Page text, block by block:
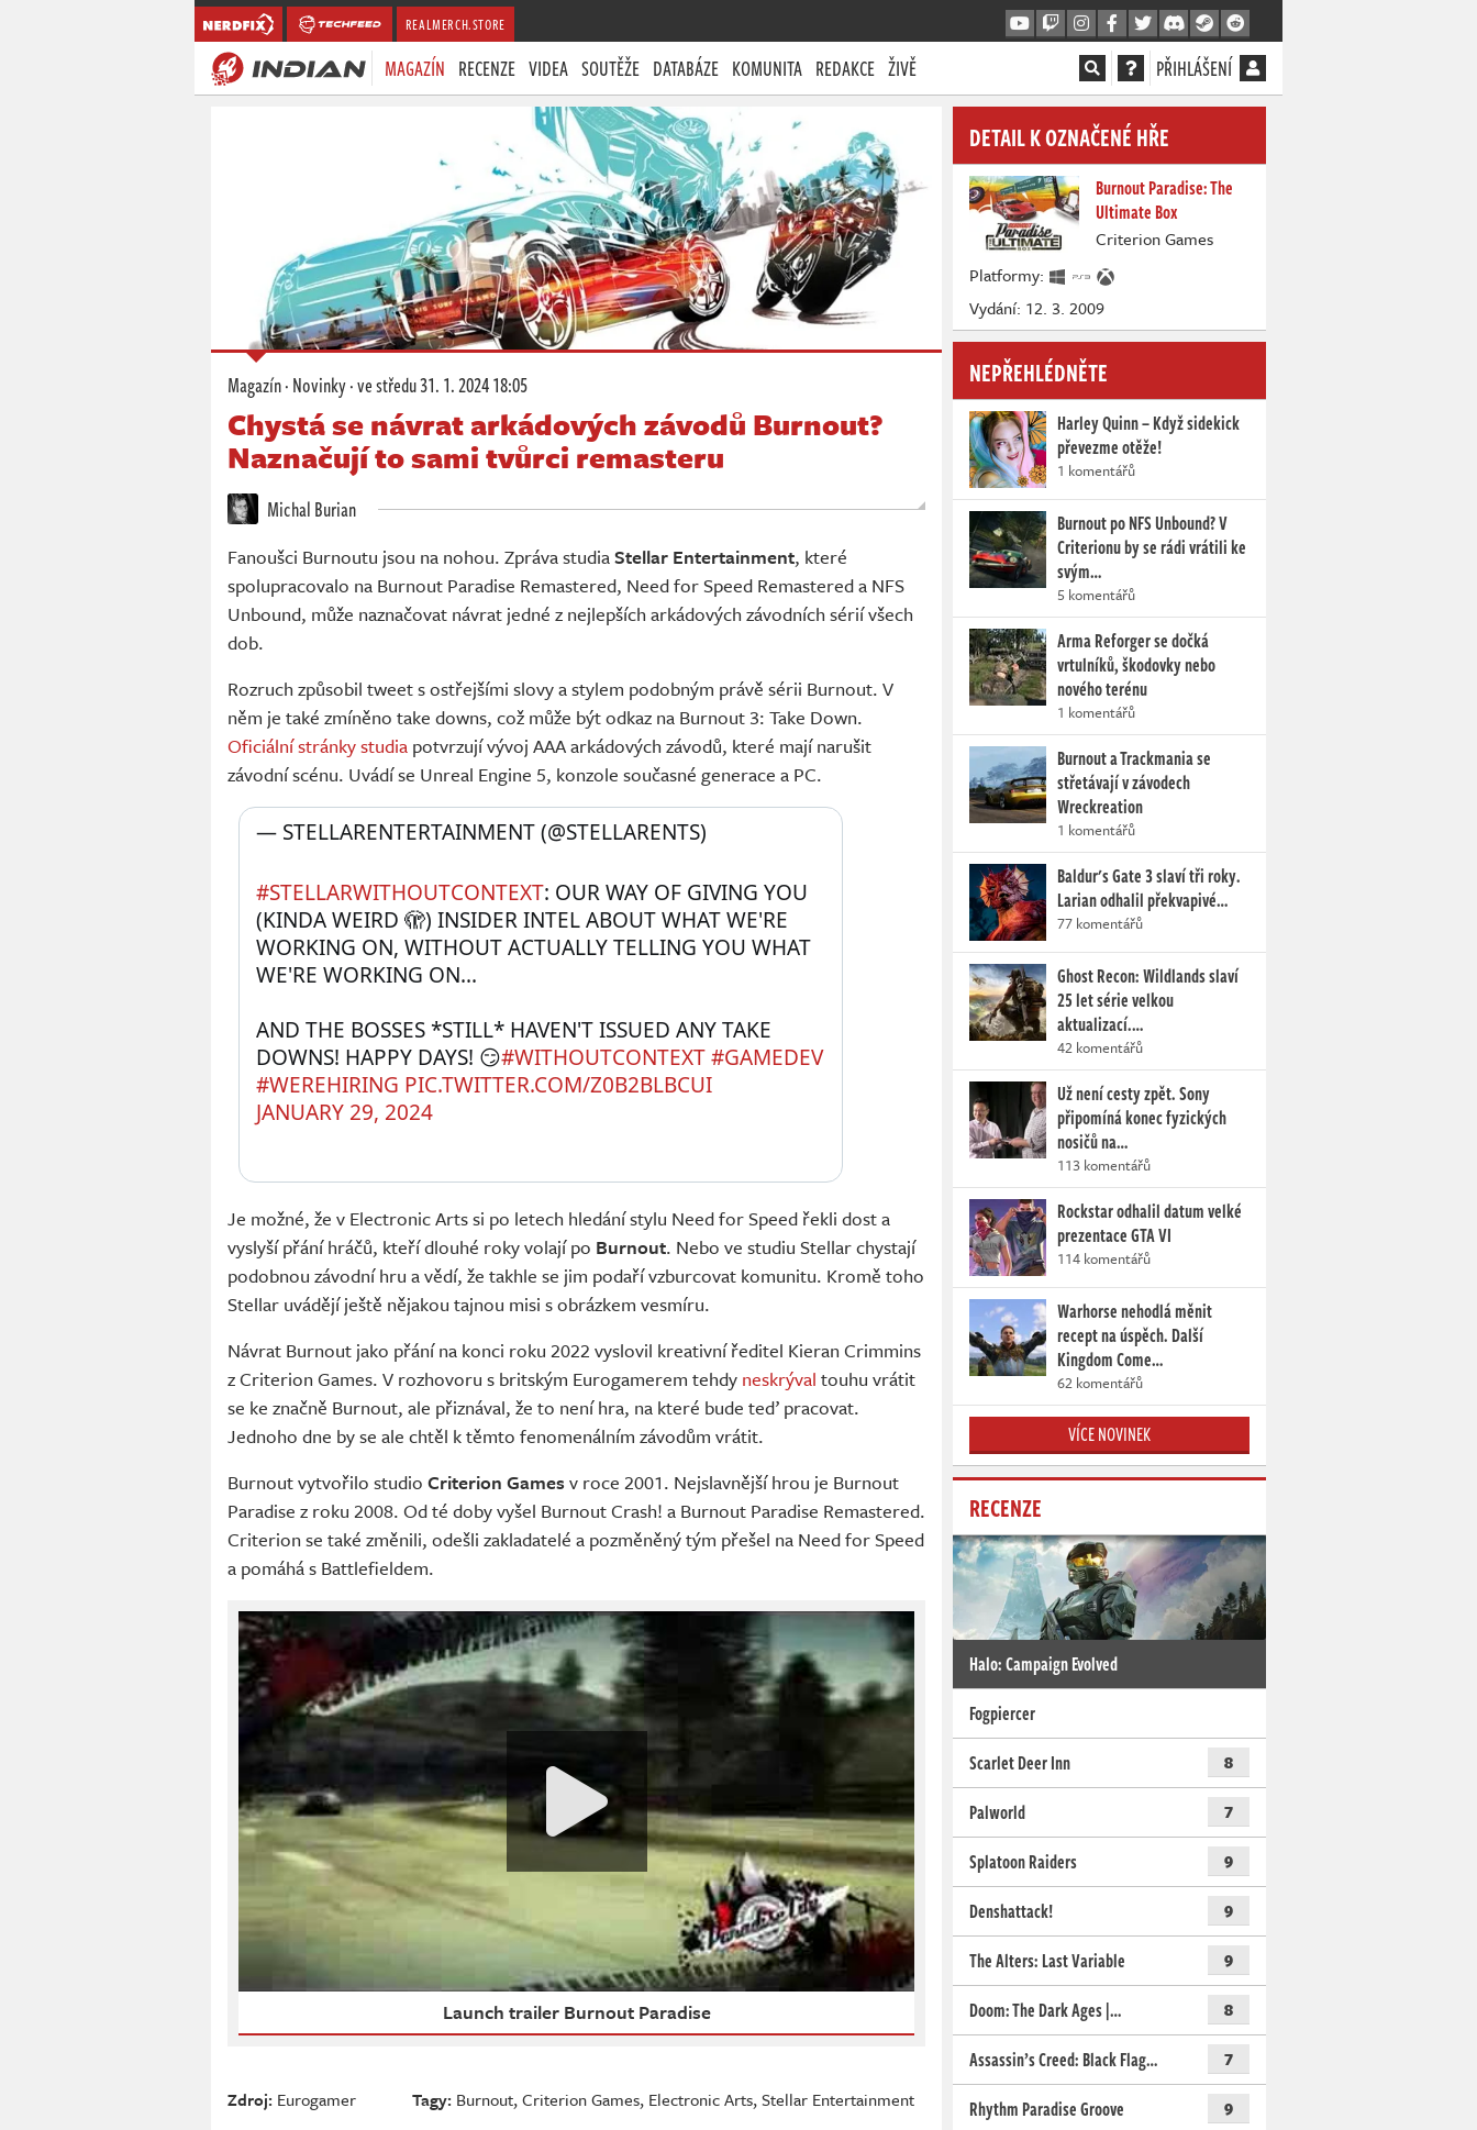
REALMERCH.STORE
MAGAZÍN RECENZE VIDEA SOUTĚŽE DATABÁZE KOMUNITA REDAKCE ŽIVĚ PŘIHLÁŠENÍ
Magazín·Novinky·ve středu31. 1. 2024 18:05
Chystá se návrat arkádových závodů Burnout?
Naznačují to sami tvůrci remasteru
Michal Burian
Fanoušci Burnoutu jsou na nohou. Zpráva studiaStellar Entertainment, které
spolupracovalo na Burnout Paradise Remastered, Need for Speed Remastered a NFS
Unbound, může naznačovat návrat jedné z nejlepších arkádových závodních sérií všech
dob.
Rozruch způsobil tweet s ostřejšími slovy a stylem podobným právě sérii Burnout. V
něm je také zmíněno take downs, což může být odkaz na Burnout 3: Take Down.
Oficiální stránky studia potvrzují vývoj AAA arkádových závodů, které mají narušit
závodní scénu. Uvádí se Unreal Engine 5, konzole současné generace a PC.
#STELLARWITHOUTCONTEXT: OUR WAY OF GIVING YOU
(KINDA WEIRD 🫣) INSIDER INTEL ABOUT WHAT WE'RE
WORKING ON, WITHOUT ACTUALLY TELLING YOU WHAT
WE'RE WORKING ON...
AND THE BOSSES *STILL* HAVEN'T ISSUED ANY TAKE
DOWNS! HAPPY DAYS! 😏#WITHOUTCONTEXT#GAMEDEV
#WEREHIRING PIC.TWITTER.COM/Z0B2BLBCUI
— STELLARENTERTAINMENT (@STELLARENTS)
JANUARY 29, 2024
Je možné, že v Electronic Arts si po letech hledání stylu Need for Speed řekli dost a
vyslyší přání hráčů, kteří dlouhé roky volají po Burnout. Nebo ve studiu Stellar chystají
podobnou závodní hru a vědí, že takhle se jim podaří vzburcovat komunitu. Kromě toho
Stellar uvádějí ještě nějakou tajnou misi s obrázkem vesmíru.
Návrat Burnout jako přání na konci roku 2022 vyslovil kreativní ředitel Kieran Crimmins
z Criterion Games. V rozhovoru s britským Eurogamerem tehdy neskrýval touhu vrátit
se ke značně Burnout, ale přiznával, že to není hra, na které bude teď pracovat.
Jednoho dne by se ale chtěl k těmto fenomenálním závodům vrátit.
Burnout vytvořilo studio Criterion Games v roce 2001. Nejslavnější hrou je Burnout
Paradise z roku 2008. Od té doby vyšel Burnout Crash! a Burnout Paradise Remastered.
Criterion se také změnili, odešli zakladatelé a pozměněný tým přešel na Need for Speed
a pomáhá s Battlefieldem.
Launch trailer Burnout Paradise
Zdroj: Eurogamer Tagy: Burnout,Criterion Games, Electronic Arts,Stellar Entertainment
DETAIL K OZNAČENÉ HŘE
Burnout Paradise: The
Ultimate Box
Criterion Games
Platformy:
Vydání: 12. 3. 2009
NEPŘEHLÉDNĚTE
Harley Quinn – Když sidekick
převezme otěže!
1 komentářů
Burnout po NFS Unbound? V
Criterionu by se rádi vrátili ke
svým…
5 komentářů
Arma Reforger se dočká
vrtulníků, škodovky nebo
nového terénu
1 komentářů
Burnout a Trackmania se
střetávají v závodech
Wreckreation
1 komentářů
Baldur's Gate 3 slaví tři roky.
Larian odhalil překvapivé…
77 komentářů
Ghost Recon: Wildlands slaví
25 let série velkou
aktualizací.…
42 komentářů
Už není cesty zpět. Sony
připomíná konec fyzických
nosičů na…
113 komentářů
Rockstar odhalil datum velké
prezentace GTA VI
114 komentářů
Warhorse nehodlá měnit
recept na úspěch. Další
Kingdom Come…
62 komentářů
VÍCE NOVINEK
RECENZE
Halo: Campaign Evolved
Fogpiercer
Scarlet Deer Inn
8
Palworld 7
Splatoon Raiders 9
Denshattack! 9
The Alters: Last Variable 9
Doom: The Dark Ages |… 8
Assassin’s Creed: Black Flag… 7
Rhythm Paradise Groove 9